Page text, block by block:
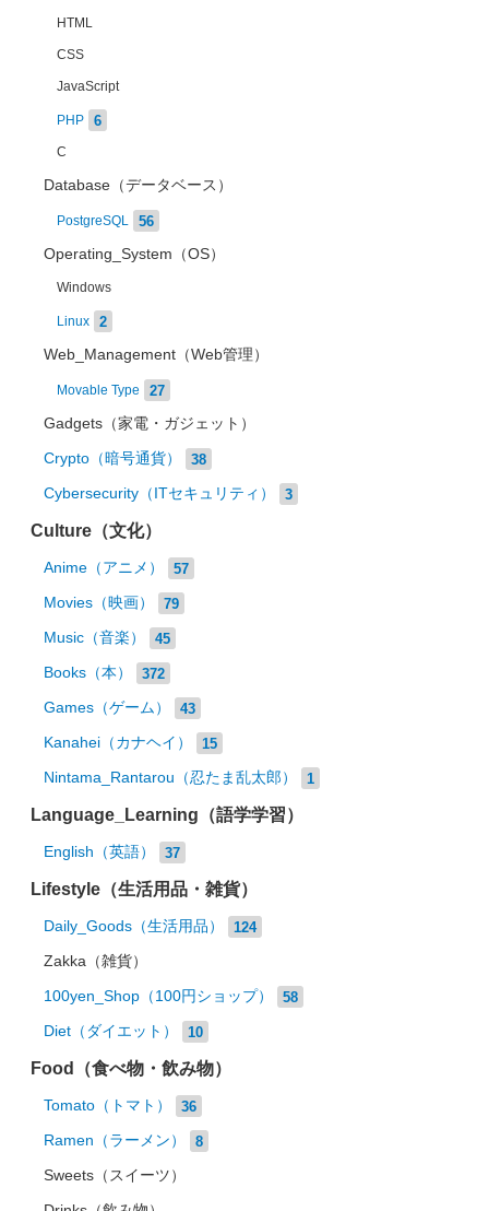
HTML
CSS
JavaScript
PHP 6
C
Database（データベース）
PostgreSQL 56
Operating_System（OS）
Windows
Linux 2
Web_Management（Web管理）
Movable Type 27
Gadgets（家電・ガジェット）
Crypto（暗号通貨） 38
Cybersecurity（ITセキュリティ） 3
Culture（文化）
Anime（アニメ） 57
Movies（映画） 79
Music（音楽） 45
Books（本） 372
Games（ゲーム） 43
Kanahei（カナヘイ） 15
Nintama_Rantarou（忍たま乱太郎） 1
Language_Learning（語学学習）
English（英語） 37
Lifestyle（生活用品・雑貨）
Daily_Goods（生活用品） 124
Zakka（雑貨）
100yen_Shop（100円ショップ） 58
Diet（ダイエット） 10
Food（食べ物・飲み物）
Tomato（トマト） 36
Ramen（ラーメン） 8
Sweets（スイーツ）